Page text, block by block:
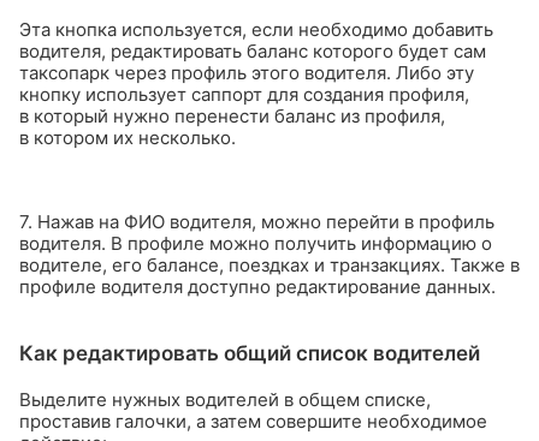
Эта кнопка используется, если необходимо добавить
водителя, редактировать баланс которого будет сам
таксопарк через профиль этого водителя. Либо эту
кнопку использует саппорт для создания профиля,
в который нужно перенести баланс из профиля,
в котором их несколько.
7. Нажав на ФИО водителя, можно перейти в профиль
водителя. В профиле можно получить информацию о
водителе, его балансе, поездках и транзакциях. Также в
профиле водителя доступно редактирование данных.
Как редактировать общий список водителей
Выделите нужных водителей в общем списке,
проставив галочки, а затем совершите необходимое